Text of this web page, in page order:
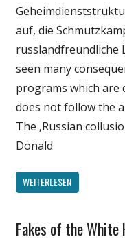
auf, die
russlandfreundliche
seen many
programs which are
does not follow the
The ‚Russian
Donald
WEITERLESEN
English
Fakes of the White